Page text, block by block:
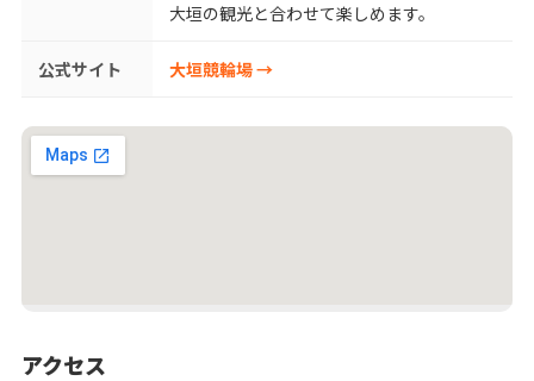
大垣の観光と合わせて楽しめます。
公式サイト 大垣競輪場 →
アクセス